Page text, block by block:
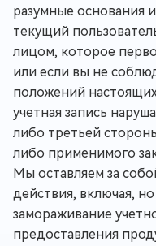
разумные основания
текущий
лицом, которое
или если вы не
положений
учетная запись
либо третьей
либо применимого
Мы оставляем за
действия, включая,
замораживание
предоставления